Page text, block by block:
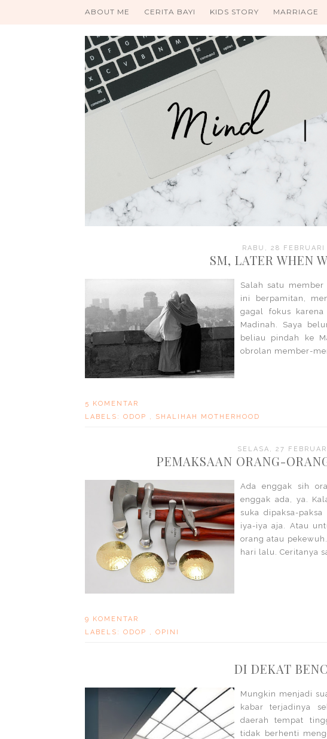
ABOUT ME CERITA BAYI KIDS STORY MARRIAGE
RABU, 28 FEBRUARI
SM, LATER WHEN
Salah satu
ini berpamitan,
gagal fokus
Madinah. Saya
beliau pindah ke
obrolan member-
5 KOMENTAR
LABELS: ODOP , SHALIHAH MOTHERHOOD
SELASA, 27
PEMAKSAAN ORANG-
Ada enggak sih
enggak ada, ya.
suka dipaksa-
iya-iya aja. Atau
orang atau
hari lalu. Ceritanya
9 KOMENTAR
LABELS: ODOP , OPINI
DI DEKAT
Mungkin menjadi
kabar terjadinya
daerah tempat
tidak berhenti